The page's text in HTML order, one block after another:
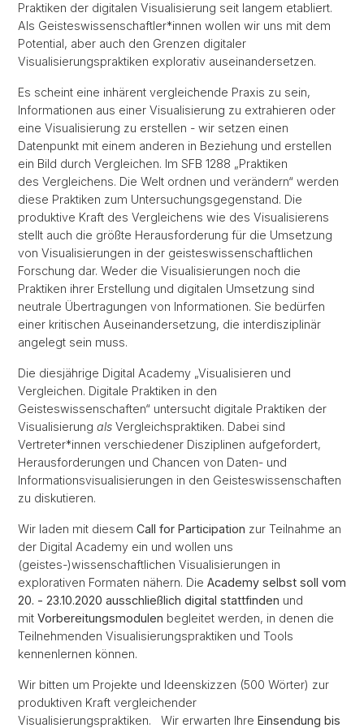
Praktiken der digitalen Visualisierung seit langem etabliert.
Als Geisteswissenschaftler*innen wollen wir uns mit dem
Potential, aber auch den Grenzen digitaler
Visualisierungspraktiken explorativ auseinandersetzen.
Es scheint eine inhärent vergleichende Praxis zu sein,
Informationen aus einer Visualisierung zu extrahieren oder
eine Visualisierung zu erstellen - wir setzen einen
Datenpunkt mit einem anderen in Beziehung und erstellen
ein Bild durch Vergleichen. Im SFB 1288 „Praktiken
des Vergleichens. Die Welt ordnen und verändern“ werden
diese Praktiken zum Untersuchungsgegenstand. Die
produktive Kraft des Vergleichens wie des Visualisierens
stellt auch die größte Herausforderung für die Umsetzung
von Visualisierungen in der geisteswissenschaftlichen
Forschung dar. Weder die Visualisierungen noch die
Praktiken ihrer Erstellung und digitalen Umsetzung sind
neutrale Übertragungen von Informationen. Sie bedürfen
einer kritischen Auseinandersetzung, die interdisziplinär
angelegt sein muss.
Die diesjährige Digital Academy „Visualisieren und
Vergleichen. Digitale Praktiken in den
Geisteswissenschaften“ untersucht digitale Praktiken der
Visualisierung als Vergleichspraktiken. Dabei sind
Vertreter*innen verschiedener Disziplinen aufgefordert,
Herausforderungen und Chancen von Daten- und
Informationsvisualisierungen in den Geisteswissenschaften
zu diskutieren.
Wir laden mit diesem Call for Participation zur Teilnahme an
der Digital Academy ein und wollen uns
(geistes-)wissenschaftlichen Visualisierungen in
explorativen Formaten nähern. Die Academy selbst soll vom
20. - 23.10.2020 ausschließlich digital stattfinden und
mit Vorbereitungsmodulen begleitet werden, in denen die
Teilnehmenden Visualisierungspraktiken und Tools
kennenlernen können.
Wir bitten um Projekte und Ideenskizzen (500 Wörter) zur
produktiven Kraft vergleichender
Visualisierungspraktiken. Wir erwarten Ihre Einsendung bis